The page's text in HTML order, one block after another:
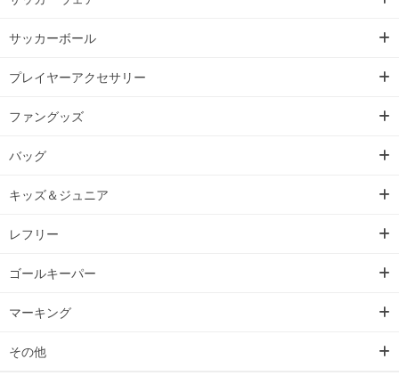
サッカーボール
プレイヤーアクセサリー
ファングッズ
バッグ
キッズ＆ジュニア
レフリー
ゴールキーパー
マーキング
その他